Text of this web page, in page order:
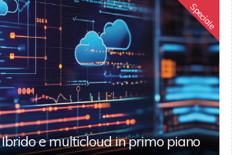
Speciale
e multicloud in primo piano